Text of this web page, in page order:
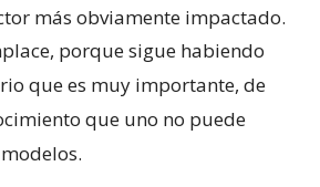
más obviamente impactado.
porque sigue habiendo
que es muy importante, de
que uno no puede